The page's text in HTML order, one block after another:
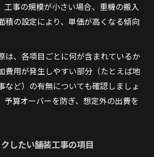
工事の規模が小さい場合、重機の搬入
積の設定により、単価が高くなる傾向
は、各項目ごとに何が含まれているか
費用が発生しやすい部分（たとえば地
など）の有無についても確認しましょ
予算オーバーを防ぎ、想定外の出費を
したい舗装工事の項目